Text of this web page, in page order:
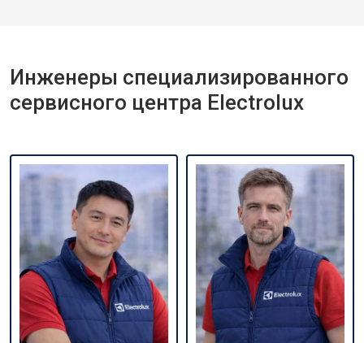
Инженеры специализированного
сервисного центра Electrolux